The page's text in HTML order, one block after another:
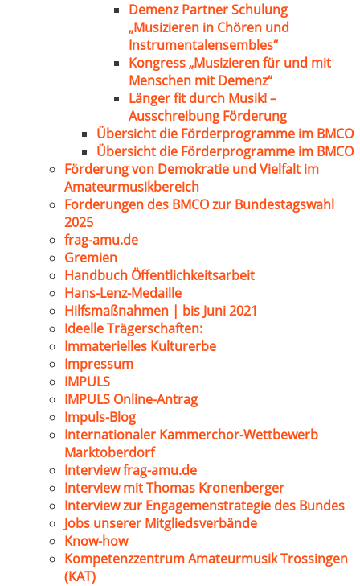
Demenz Partner Schulung
„Musizieren in Chören und
Instrumentalensembles“
Kongress „Musizieren für und mit
Menschen mit Demenz“
Länger fit durch Musik! –
Ausschreibung Förderung
Übersicht die Förderprogramme im BMCO
Übersicht die Förderprogramme im BMCO
Förderung von Demokratie und Vielfalt im
Amateurmusikbereich
Forderungen des BMCO zur Bundestagswahl
2025
frag-amu.de
Gremien
Handbuch Öffentlichkeitsarbeit
Hans-Lenz-Medaille
Hilfsmaßnahmen | bis Juni 2021
Ideelle Trägerschaften:
Immaterielles Kulturerbe
Impressum
IMPULS
IMPULS Online-Antrag
Impuls-Blog
Internationaler Kammerchor-Wettbewerb
Marktoberdorf
Interview frag-amu.de
Interview mit Thomas Kronenberger
Interview zur Engagemenstrategie des Bundes
Jobs unserer Mitgliedsverbände
Know-how
Kompetenzzentrum Amateurmusik Trossingen
(KAT)